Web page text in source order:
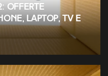
offerte
laptop, TV e